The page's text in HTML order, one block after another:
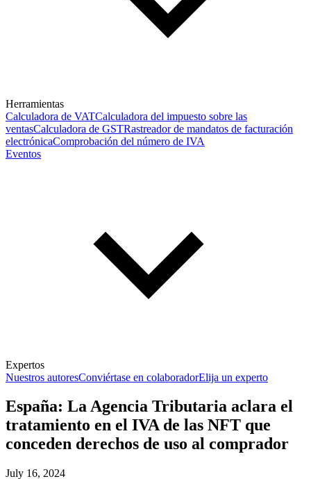
Herramientas
Calculadora de VATCalculadora del impuesto sobre las
ventasCalculadora de GSTRastreador de mandatos de facturación
electrónicaComprobación del número de IVA
Eventos
Expertos
Nuestros autoresConviértase en colaboradorElija un experto
España: La Agencia Tributaria aclara el
tratamiento en el IVA de las NFT que
conceden derechos de uso al comprador
July 16, 2024